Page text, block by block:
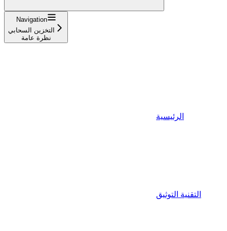
Navigation
التخزين السحابي
نظرة عامة
الرئيسية
التقنية التوثيق